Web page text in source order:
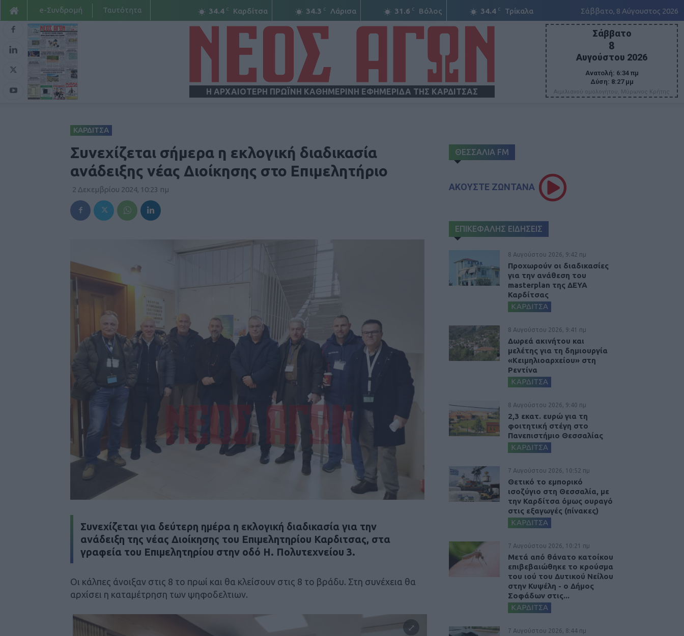
34.4 C Καρδίτσα 34.3 C Λάρισα 31.6 C Βόλος 34.4 C Τρίκαλα Σάββατο, 8 Αύγουστος 2026
e-Συνδρομή Ταυτότητα
Η ΑΡΧΑΙΟΤΕΡΗ ΠΡΩΪΝΗ ΚΑΘΗΜΕΡΙΝΗ ΕΦΗΜΕΡΙΔΑ ΤΗΣ ΚΑΡΔΙΤΣΑΣ
Σάββατο
8
Αυγούστου 2026
Ανατολή: 6:34 πμ
Δύση: 8:27 μμ
Αιμιλιανού ομολογήτου, Μύρωνος Κρήτης
ΚΑΡΔΙΤΣΑ
Συνεχίζεται σήμερα η εκλογική διαδικασία
ανάδειξης νέας Διοίκησης στο Επιμελητήριο
2 Δεκεμβρίου 2024, 10:23 πμ
Συνεχίζεται για δεύτερη ημέρα η εκλογική διαδικασία για την
ανάδειξη της νέας Διοίκησης του Επιμελητηρίου Καρδιτσας, στα
γραφεία του Επιμελητηρίου στην οδό Η. Πολυτεχνείου 3.
Οι κάλπες άνοιξαν στις 8 το πρωί και θα κλείσουν στις 8 το βράδυ. Στη συνέχεια θα
αρχίσει η καταμέτρηση των ψηφοδελτιων.
ΘΕΣΣΑΛΙΑ FM
ΑΚΟΥΣΤΕ ΖΩΝΤΑΝΑ
ΕΠΙΚΕΦΑΛΗΣ ΕΙΔΗΣΕΙΣ
8 Αυγούστου 2026, 9:42 πμ
Προχωρούν οι διαδικασίες
για την ανάθεση του
masterplan της ΔΕΥΑ
Καρδίτσας
ΚΑΡΔΙΤΣΑ
8 Αυγούστου 2026, 9:41 πμ
Δωρεά ακινήτου και
μελέτης για τη δημιουργία
«Κειμηλιοαρχείου» στη
Ρεντίνα
ΚΑΡΔΙΤΣΑ
8 Αυγούστου 2026, 9:40 πμ
2,3 εκατ. ευρώ για τη
φοιτητική στέγη στο
Πανεπιστήμιο Θεσσαλίας
ΚΑΡΔΙΤΣΑ
7 Αυγούστου 2026, 10:52 πμ
Θετικό το εμπορικό
ισοζύγιο στη Θεσσαλία, με
την Καρδίτσα όμως ουραγό
στις εξαγωγές (πίνακες)
ΚΑΡΔΙΤΣΑ
7 Αυγούστου 2026, 10:21 πμ
Μετά από θάνατο κατοίκου
επιβεβαιώθηκε το κρούσμα
του ιού του Δυτικού Νείλου
στην Κυψέλη - ο Δήμος
Σοφάδων στις...
ΚΑΡΔΙΤΣΑ
7 Αυγούστου 2026, 8:44 πμ